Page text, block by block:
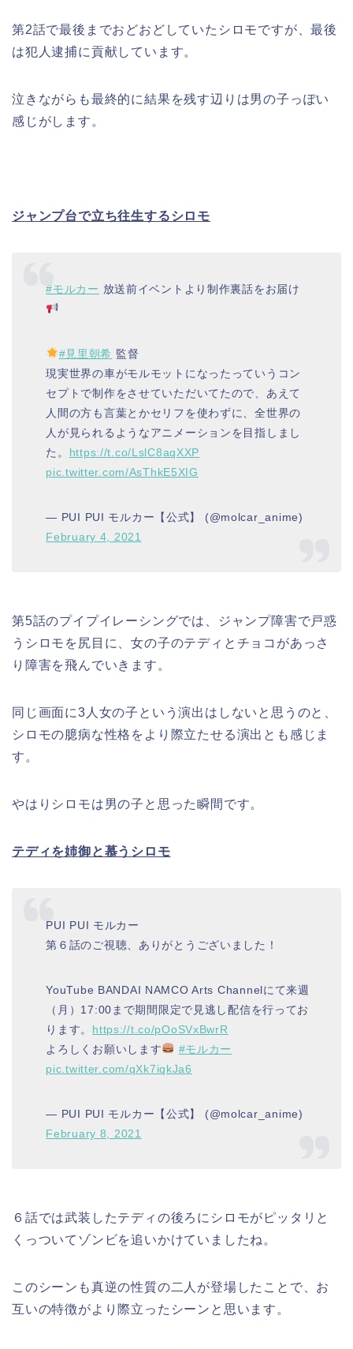
第2話で最後までおどおどしていたシロモですが、最後
は犯人逮捕に貢献しています。
泣きながらも最終的に結果を残す辺りは男の子っぽい
感じがします。
ジャンプ台で立ち往生するシロモ
#モルカー 放送前イベントより制作裏話をお届け
#見里朝希 監督
現実世界の車がモルモットになったっていうコン
セプトで制作をさせていただいてたので、あえて
人間の方も言葉とかセリフを使わずに、全世界の
人が見られるようなアニメーションを目指しまし
た。 https://t.co/LslC8aqXXP
pic.twitter.com/AsThkE5XIG
— PUI PUI モルカー【公式】 (@molcar_anime)
February 4, 2021
第5話のプイプイレーシングでは、ジャンプ障害で戸惑
うシロモを尻目に、女の子のテディとチョコがあっさ
り障害を飛んでいきます。
同じ画面に3人女の子という演出はしないと思うのと、
シロモの臆病な性格をより際立たせる演出とも感じま
す。
やはりシロモは男の子と思った瞬間です。
テディを姉御と慕うシロモ
PUI PUI モルカー
第６話のご視聴、ありがとうございました！
YouTube BANDAI NAMCO Arts Channelにて来週
（月）17:00まで期間限定で見逃し配信を行ってお
ります。 https://t.co/pOoSVxBwrR
よろしくお願いします
#モルカー
pic.twitter.com/qXk7iqkJa6
— PUI PUI モルカー【公式】 (@molcar_anime)
February 8, 2021
６話では武装したテディの後ろにシロモがピッタリと
くっついてゾンビを追いかけていましたね。
このシーンも真逆の性質の二人が登場したことで、お
互いの特徴がより際立ったシーンと思います。